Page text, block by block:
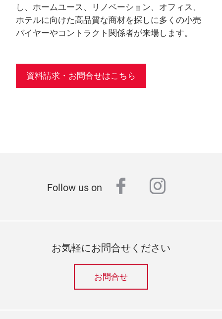
し、ホームユース、リノベーション、オフィス、
ホテルに向けた高品質な商材を探しに多くの小売
バイヤーやコントラクト関係者が来場します。
資料請求・お問合せはこちら
Follow us on facebook
お気軽にお問合せください
お問合せ